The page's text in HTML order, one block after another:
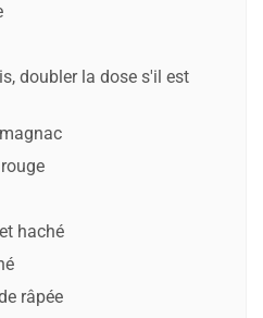
doubler la dose s'il est
haché
râpée